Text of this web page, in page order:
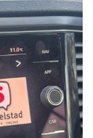
Volgend uur